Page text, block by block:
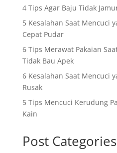
4 Tips Agar Baju Tidak
5 Kesalahan Saat Mencuci
Cepat Pudar
6 Tips Merawat Pakaian
Tidak Bau Apek
6 Kesalahan Saat Mencuci
Rusak
5 Tips Mencuci Kerudung
Kain
Post Categories